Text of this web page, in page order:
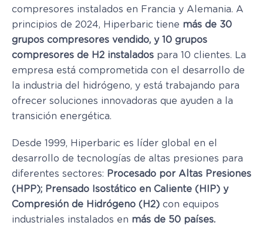
compresores instalados en Francia y Alemania. A
principios de 2024, Hiperbaric tiene más de 30
grupos compresores vendido, y 10 grupos
compresores de H2 instalados para 10 clientes. La
empresa está comprometida con el desarrollo de
la industria del hidrógeno, y está trabajando para
ofrecer soluciones innovadoras que ayuden a la
transición energética.
Desde 1999, Hiperbaric es líder global en el
desarrollo de tecnologías de altas presiones para
diferentes sectores: Procesado por Altas Presiones
(HPP); Prensado Isostático en Caliente (HIP) y
Compresión de Hidrógeno (H2) con equipos
industriales instalados en más de 50 países.